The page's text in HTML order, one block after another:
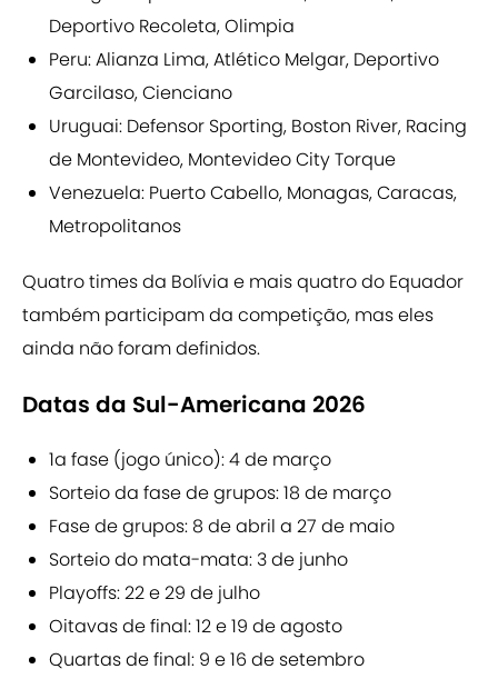
Deportivo Recoleta, Olimpia
Peru: Alianza Lima, Atlético Melgar, Deportivo
Garcilaso, Cienciano
Uruguai: Defensor Sporting, Boston River, Racing
de Montevideo, Montevideo City Torque
Venezuela: Puerto Cabello, Monagas, Caracas,
Metropolitanos
Quatro times da Bolívia e mais quatro do Equador
também participam da competição, mas eles
ainda não foram definidos.
Datas da Sul-Americana 2026
1a fase (jogo único): 4 de março
Sorteio da fase de grupos: 18 de março
Fase de grupos: 8 de abril a 27 de maio
Sorteio do mata-mata: 3 de junho
Playoffs: 22 e 29 de julho
Oitavas de final: 12 e 19 de agosto
Quartas de final: 9 e 16 de setembro